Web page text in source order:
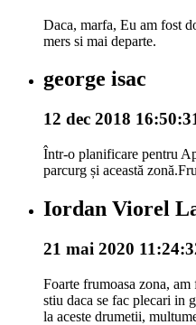
Daca, marfa, Eu am fost
mers si mai departe.
george isac
12 dec 2018
Într-o planificare pentru
parcurg și această
Iordan Viorel
21 mai 2020
Foarte frumoasa zona,
stiu daca se fac plecari in
la aceste drumetii,